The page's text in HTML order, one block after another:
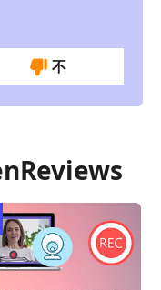
不